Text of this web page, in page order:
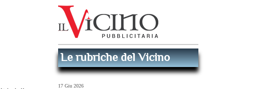
Le rubriche del Vicino
17 Giu 2026